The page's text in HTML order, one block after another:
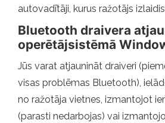
autovadītāji, kurus ražotājs
Bluetooth draivera
operētājsistēmā
Jūs varat atjaunināt draiveri
visas problēmas Bluetooth),
no ražotāja vietnes, izmantojot
(parasti nedarbojas) vai